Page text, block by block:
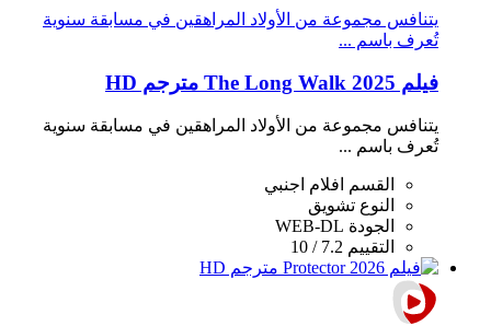
يتنافس مجموعة من الأولاد المراهقين في مسابقة سنوية
تُعرف باسم ...
فيلم The Long Walk 2025 مترجم HD
يتنافس مجموعة من الأولاد المراهقين في مسابقة سنوية
تُعرف باسم ...
القسم افلام اجنبي
النوع تشويق
الجودة WEB-DL
التقييم 7.2 / 10